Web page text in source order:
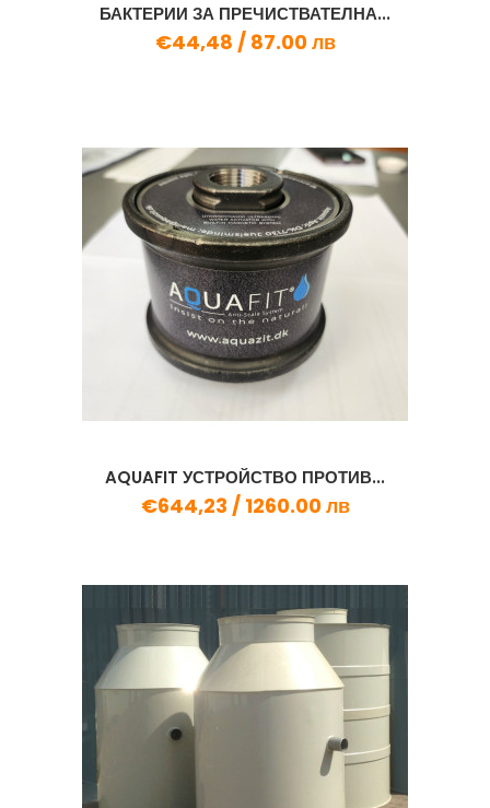
БАКТЕРИИ ЗА ПРЕЧИСТВАТЕЛНА...
€44,48 / 87.00 лв
AQUAFIT УСТРОЙСТВО ПРОТИВ...
€644,23 / 1260.00 лв